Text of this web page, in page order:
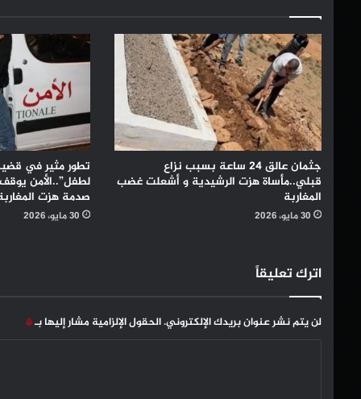
جثمان عالق 24 ساعة بسبب نزاع
قبلي..مأساة هزت الرشيدية و أشعلت غضب
المغاربة
30 مايو، 2026
تطور مثير في
لطفل”..الأمن يوقف
صدمة هزت
30 مايو، 2026
اترك تعليقاً
لن يتم نشر عنوان بريدك الإلكتروني.الحقول الإلزامية مشار إليها بـ*